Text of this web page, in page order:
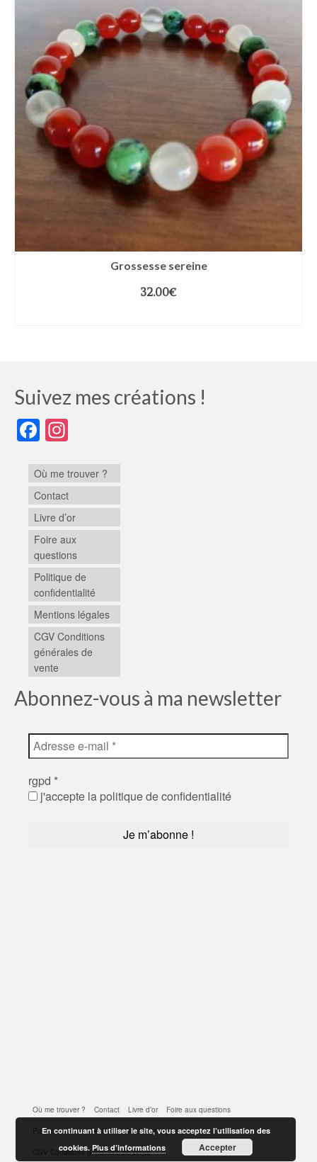
Grossesse sereine
32.00€
Suivez mes créations !
Facebook
Où me trouver ?
Contact
Livre d’or
Foire aux
questions
Politique de
confidentialité
Mentions légales
CGV Conditions
générales de
vente
Abonnez-vous à ma newsletter
rgpd *
j'accepte la politique de confidentialité
Où me trouver ? Contact Livre d’or Foire aux questions
Politique de confidentialité Mentions légales
CGV Conditions générales de vente
En continuant à utiliser le site, vous acceptez l’utilisation des
cookies.Plus d’informations Accepter